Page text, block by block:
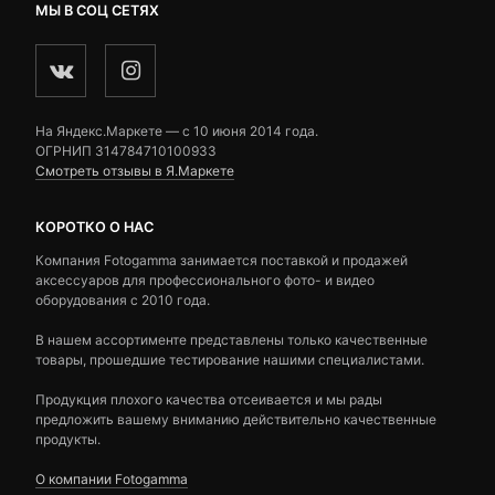
МЫ В СОЦ СЕТЯХ
На Яндекс.Маркете — c 10 июня 2014 года.
ОГРНИП 314784710100933
Смотреть отзывы в Я.Маркете
КОРОТКО О НАС
Компания Fotogamma занимается поставкой и продажей
аксессуаров для профессионального фото- и видео
оборудования с 2010 года.
В нашем ассортименте представлены только качественные
товары, прошедшие тестирование нашими специалистами.
Продукция плохого качества отсеивается и мы рады
предложить вашему вниманию действительно качественные
продукты.
О компании Fotogamma